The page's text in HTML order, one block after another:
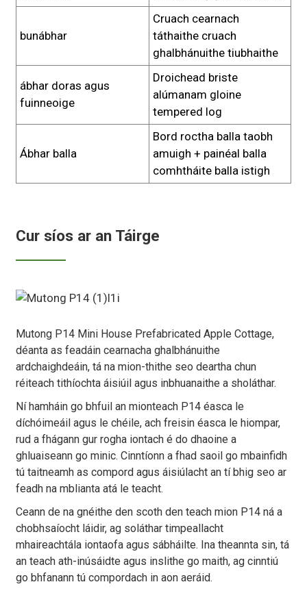
bunábhar
Cruach cearnach
táthaithe cruach
ghalbhánuithe tiubhaithe
ábhar doras agus
fuinneoige
Droichead briste
alúmanam gloine
tempered log
Ábhar balla
Bord roctha balla taobh
amuigh + painéal balla
comhtháite balla istigh
Cur síos ar an Táirge
Mutong P14 Mini House Prefabricated Apple Cottage,
déanta as feadáin cearnacha ghalbhánuithe
ardchaighdeáin, tá na mion-thithe seo deartha chun
réiteach tithíochta áisiúil agus inbhuanaithe a sholáthar.
Ní hamháin go bhfuil an mionteach P14 éasca le
díchóimeáil agus le chéile, ach freisin éasca le hiompar,
rud a fhágann gur rogha iontach é do dhaoine a
ghluaiseann go minic. Cinntíonn a fhad saoil go mbainfidh
tú taitneamh as compord agus áisiúlacht an tí bhig seo ar
feadh na mblianta atá le teacht.
Ceann de na gnéithe den scoth den teach mion P14 ná a
chobhsaíocht láidir, ag soláthar timpeallacht
mhaireachtála iontaofa agus sábháilte. Ina theannta sin, tá
an teach ath-inúsáidte agus inslithe go maith, ag cinntiú
go bhfanann tú compordach in aon aeráid.